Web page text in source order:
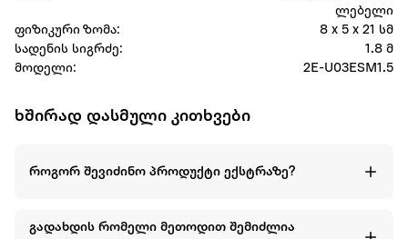
ლებელი
ფიზიკური ზომა:
8 x 5 x 21 სმ
სადენის სიგრძე:
1.8 მ
მოდელი:
2E-U03ESM1.5
ხშირად დასმული კითხვები
როგორ შევიძინო პროდუქტი ექსტრაზე?
გადახდის რომელი მეთოდით შემიძლია